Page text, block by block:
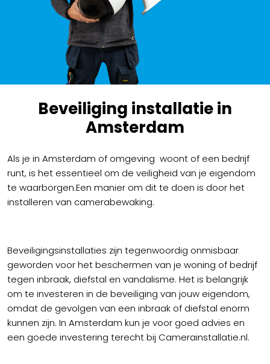
Beveiliging installatie in
Amsterdam
Als je in Amsterdam of omgeving woont of een bedrijf
runt, is het essentieel om de veiligheid van je eigendom
te waarborgen.Een manier om dit te doen is door het
installeren van camerabewaking.
Beveiligingsinstallaties zijn tegenwoordig onmisbaar
geworden voor het beschermen van je woning of bedrijf
tegen inbraak, diefstal en vandalisme. Het is belangrijk
om te investeren in de beveiliging van jouw eigendom,
omdat de gevolgen van een inbraak of diefstal enorm
kunnen zijn. In Amsterdam kun je voor goed advies en
een goede investering terecht bij Camerainstallatie.nl.